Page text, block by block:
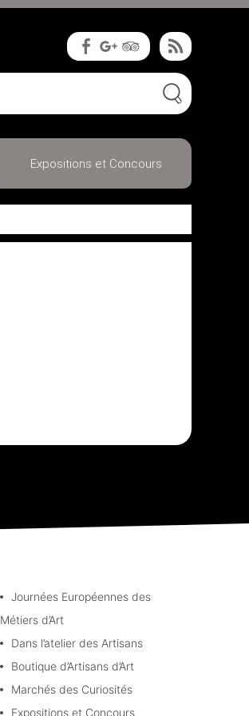
Expositions et Concours
Journées Européennes des
Métiers d’Art
Dans l’atelier des Artisans
Boutique d’Artisans d’Art
Marchés des Curiosités
Expositions et Concours